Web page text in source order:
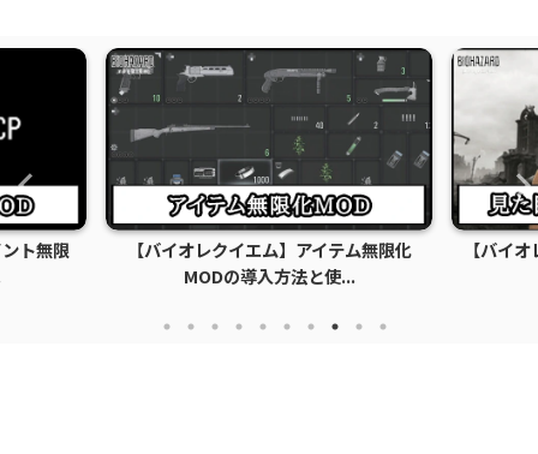
無限化
【バイオレクイエム】おすすめの見た目
変更エロMOD｜衣...
【バイ